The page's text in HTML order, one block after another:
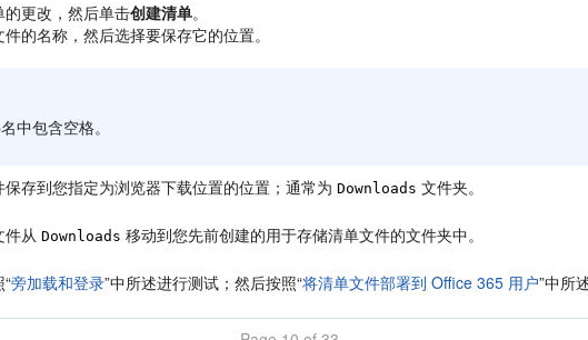
更改，然后单击创建清单。
的名称，然后选择要保存它的位置。
中包含空格。
保存到您指定为浏览器下载位置的位置；通常为Downloads 文件夹。
件从Downloads 移动到您先前创建的用于存储清单文件的文件夹中。
旁加载和登录”中所述进行测试；然后按照“将清单文件部署到 Office 365 用户”中所